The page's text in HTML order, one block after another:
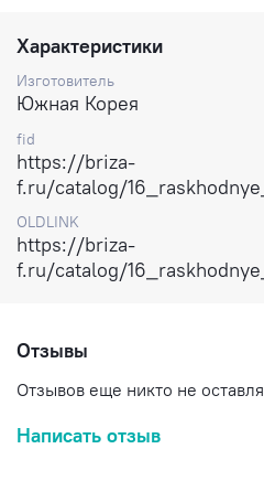
Характеристики
Изготовитель
Южная Корея
fid
https://briza-
f.ru/catalog/
OLDLINK
https://briza-
f.ru/catalog/
Отзывы
Отзывов еще никто не
Написать отзыв